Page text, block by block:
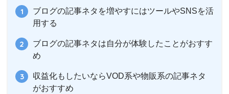
ブログの記事ネタを増やすにはツールやSNSを活
用する
ブログの記事ネタは自分が体験したことがおすす
め
収益化もしたいならVOD系や物販系の記事ネタ
がおすすめ